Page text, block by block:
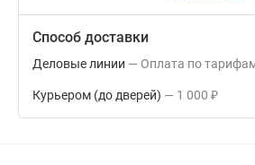
Способ доставки
Деловые линии Оплата по
Курьером (до дверей) 1 000 ₽